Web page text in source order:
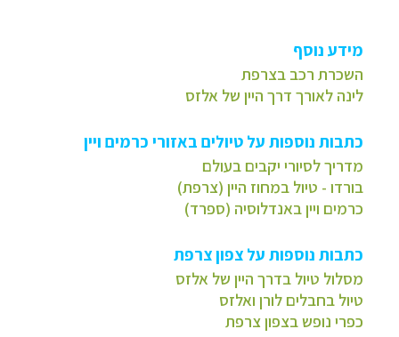
מידע נוסף
השכרת רכב בצרפת
לינה לאורך דרך היין של אלזס
כתבות נוספות על טיולים באזורי כרמים ויין
מדריך לסיורי יקבים בעולם
בורדו - טיול במחוז היין (צרפת)
כרמים ויין באנדלוסיה (ספרד)
כתבות נוספות על צפון צרפת
מסלול טיול בדרך היין של אלזס
טיול בחבלים לורן ואלזס
כפרי נופש בצפון צרפת